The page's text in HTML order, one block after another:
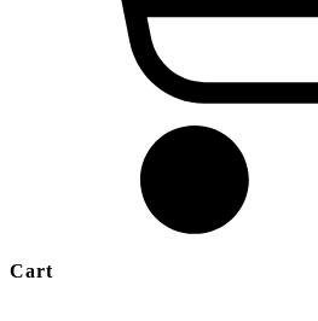
Cart